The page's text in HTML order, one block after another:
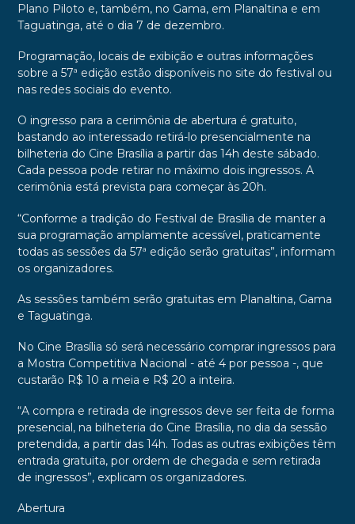
Plano Piloto e, também, no Gama, em Planaltina e em
Taguatinga, até o dia 7 de dezembro.
Programação, locais de exibição e outras informações
sobre a 57ª edição estão disponíveis no site do festival ou
nas redes sociais do evento.
O ingresso para a cerimônia de abertura é gratuito,
bastando ao interessado retirá-lo presencialmente na
bilheteria do Cine Brasília a partir das 14h deste sábado.
Cada pessoa pode retirar no máximo dois ingressos. A
cerimônia está prevista para começar às 20h.
“Conforme a tradição do Festival de Brasília de manter a
sua programação amplamente acessível, praticamente
todas as sessões da 57ª edição serão gratuitas”, informam
os organizadores.
As sessões também serão gratuitas em Planaltina, Gama
e Taguatinga.
No Cine Brasília só será necessário comprar ingressos para
a Mostra Competitiva Nacional - até 4 por pessoa -, que
custarão R$ 10 a meia e R$ 20 a inteira.
“A compra e retirada de ingressos deve ser feita de forma
presencial, na bilheteria do Cine Brasília, no dia da sessão
pretendida, a partir das 14h. Todas as outras exibições têm
entrada gratuita, por ordem de chegada e sem retirada
de ingressos”, explicam os organizadores.
Abertura